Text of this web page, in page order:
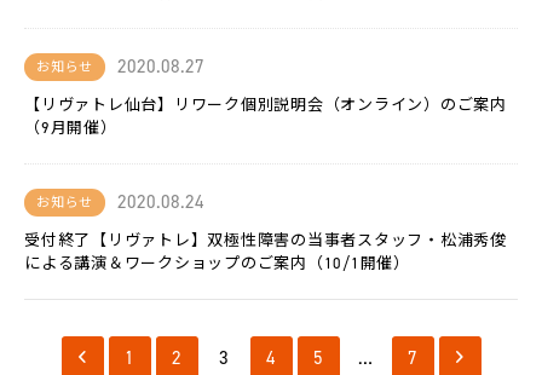
人
方
へ
用
報
代
表
メ
ー
お知らせ 2020.08.27
【リヴァトレ仙台】リワーク個別説明会（オンライン）のご案内
（9月開催）
お知らせ 2020.08.24
受付終了【リヴァトレ】双極性障害の当事者スタッフ・松浦秀俊
による講演＆ワークショップのご案内（10/1開催）
1 2 3 4 5 … 7